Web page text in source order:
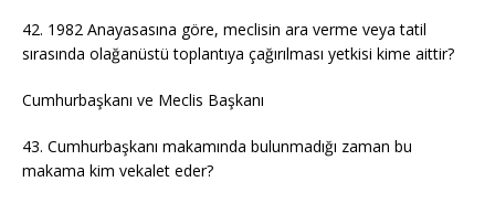
42. 1982 Anayasasına göre, meclisin ara verme veya tatil
sırasında olağanüstü toplantıya çağırılması yetkisi kime aittir?
Cumhurbaşkanı ve Meclis Başkanı
43. Cumhurbaşkanı makamında bulunmadığı zaman bu
makama kim vekalet eder?